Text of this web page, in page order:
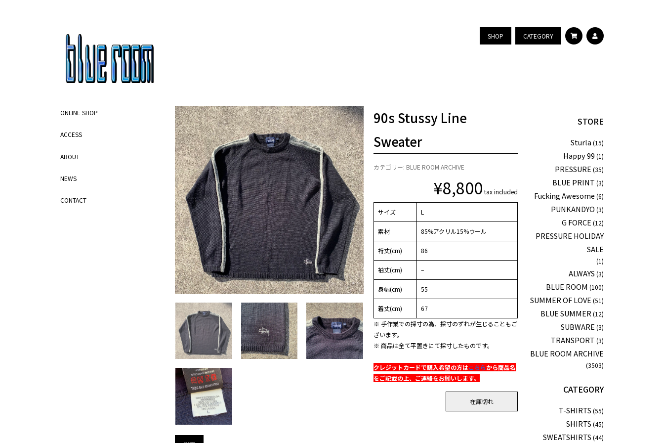
ONLINE SHOP
ACCESS
ABOUT
NEWS
CONTACT
SHOP CATEGORY
90s Stussy Line
Sweater
カテゴリー: BLUE ROOM ARCHIVE
¥8,800 tax included
サイズ L
素材 85%アクリル15%ウール
裄丈(cm) 86
袖丈(cm) –
身幅(cm) 55
着丈(cm)
67
※ 手作業での採寸の為、採寸のずれが生じることもご
ざいます。
※ 商品は全て平置きにて採寸したものです。
クレジットカードで購入希望の方はこちらから商品名
をご記載の上、ご連絡をお願いします。
在庫切れ
STORE
Sturla (15)
Happy 99 (1)
PRESSURE (35)
BLUE PRINT (3)
Fucking Awesome (6)
PUNKANDYO (3)
G FORCE (12)
PRESSURE HOLIDAY
SALE
(1)
ALWAYS (3)
BLUE ROOM (100)
SUMMER OF LOVE (51)
BLUE SUMMER (12)
SUBWARE (3)
TRANSPORT (3)
BLUE ROOM ARCHIVE
(3503)
CATEGORY
T-SHIRTS (55)
SHIRTS (45)
SWEATSHIRTS (44)